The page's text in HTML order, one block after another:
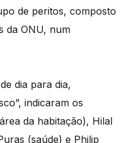
de peritos, composto
da ONU, num
dia para dia,
indicaram os
da habitação), Hilal
(saúde) e Philip